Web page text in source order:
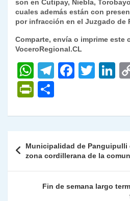
son en Cutipay, Niebla,
cuales además están con
por infracción en el Juzgado de
Comparte, envía o imprime este
VoceroRegional.CL
W
h
at
s
p
p
T
gr
m
F
e
o
o
k
T
er
Li
e
n
P
nt
Fr
ie
n
dl
m
p
ar
tir
de
entradas
Municipalidad de Panguipulli
zona cordillerana de la
Fin de semana largo